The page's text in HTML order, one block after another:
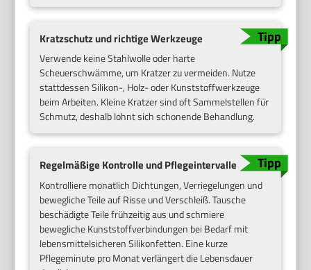
Kratzschutz und richtige Werkzeuge
Verwende keine Stahlwolle oder harte
Scheuerschwämme, um Kratzer zu vermeiden. Nutze
stattdessen Silikon-, Holz- oder Kunststoffwerkzeuge
beim Arbeiten. Kleine Kratzer sind oft Sammelstellen für
Schmutz, deshalb lohnt sich schonende Behandlung.
Regelmäßige Kontrolle und Pflegeintervalle
Kontrolliere monatlich Dichtungen, Verriegelungen und
bewegliche Teile auf Risse und Verschleiß. Tausche
beschädigte Teile frühzeitig aus und schmiere
bewegliche Kunststoffverbindungen bei Bedarf mit
lebensmittelsicheren Silikonfetten. Eine kurze
Pflegeminutе pro Monat verlängert die Lebensdauer